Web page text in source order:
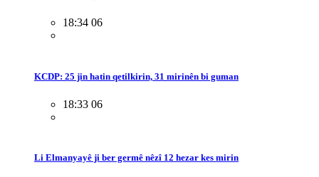
18:34 06
KCDP: 25 jin hatin qetilkirin, 31 mirinên bi guman
18:33 06
Li Elmanyayê ji ber germê nêzî 12 hezar kes mirin